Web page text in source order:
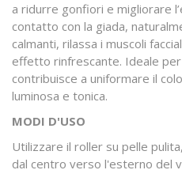
a ridurre gonfiori e migliorare
contatto con la giada,
calmanti, rilassa i muscoli
effetto rinfrescante. Ideale
contribuisce a uniformare il
luminosa e tonica.
MODI D'USO
Utilizzare il roller su pelle
dal centro verso l'esterno del